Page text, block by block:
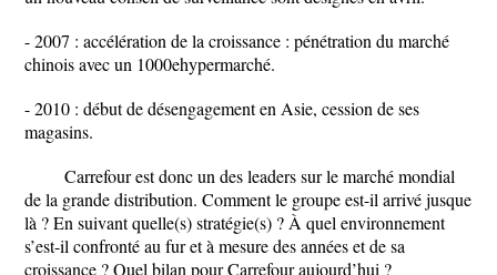
- 2007 : accélération de la croissance : pénétration du marché
chinois avec un 1000ehypermarché.
- 2010 : début de désengagement en Asie, cession de ses
magasins.
Carrefour est donc un des leaders sur le marché mondial
de la grande distribution. Comment le groupe est-il arrivé jusque
là ? En suivant quelle(s) stratégie(s) ? À quel environnement
s’est-il confronté au fur et à mesure des années et de sa
croissance ? Quel bilan pour Carrefour aujourd’hui ?